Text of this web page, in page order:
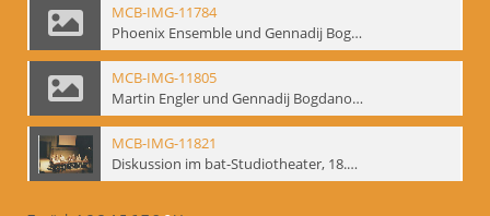
MCB-IMG-11784
Phoenix Ensemble und Gennadij Bogdanow; BM-img-105-10
MCB-IMG-11805
Martin Engler und Gennadij Bogdanow; BM-img-113
MCB-IMG-11821
Diskussion im bat-Studiotheater, 18.09.1995; BM-img-127-3